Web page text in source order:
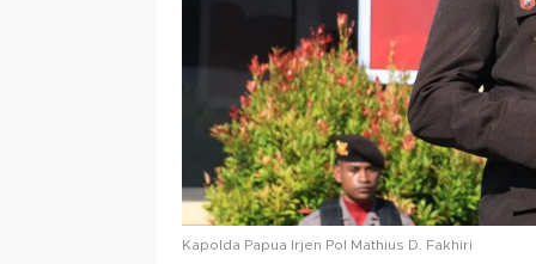
Kapolda Papua Irjen Pol Mathius D. Fakhiri